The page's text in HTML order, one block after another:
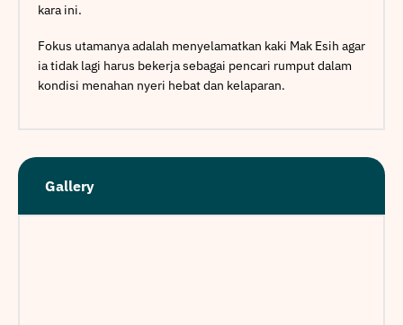
kara ini.
Fokus utamanya adalah menyelamatkan kaki Mak Esih agar
ia tidak lagi harus bekerja sebagai pencari rumput dalam
kondisi menahan nyeri hebat dan kelaparan.
Gallery